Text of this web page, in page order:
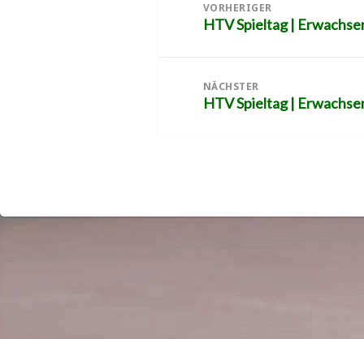
VORHERIGER
Vorheriger
HTV Spieltag |
NÄCHSTER
Nächster
HTV Spieltag |